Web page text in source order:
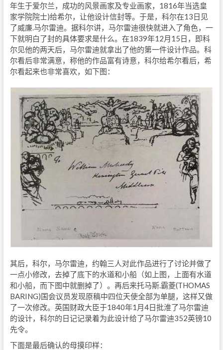
年生于爱尔兰，成功的风景画家及专业画家，1816年当选皇
家学院院士)给希尔，让他设计信封等。于是，科尔在13日见
了威廉.马尔雷迪。据科尔讲，马尔雷迪很快就进入了角色，一
下就明白了封的具体要求是什么。在1839年12月15日，即科
尔见他的两天后，马尔雷迪就拿出了他的第一件设计作品。科
尔看后非常满意，称他的作品富有诗意，科尔给希尔看后，希
尔看起来也非常喜欢，如下图：
其后，科尔，马尔雷迪，约翰三人对此作品进行了讨论并做了
一点小修改，去掉了底下的水道和小船（如上图，上面有水道
和小船，而下图中就删掉了）。再后来托马斯.霸菱(THOMAS
BARING)国会议员发现原稿中四位天使全部为单腿，这样又做
了一次修改。英国财政大臣于1840年1月4日批淮了马尔雷迪
的设计，科尔的日记记录着为此设计给了马尔雷迪352英镑10
先令。
下面是最后确认的母摸印样：